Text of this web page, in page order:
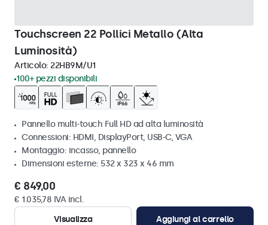
Touchscreen 22 Pollici Metallo (Alta
Luminosità)
Articolo: 22HB9M/U1
100+ pezzi disponibili
Pannello multi-touch Full HD ad alta luminosità
Connessioni: HDMI, DisplayPort, USB-C, VGA
Montaggio: incasso, pannello
Dimensioni esterne: 532 x 323 x 46 mm
€ 849,00
€ 1.035,78 IVA incl.
Visualizza
Aggiungi al carrello